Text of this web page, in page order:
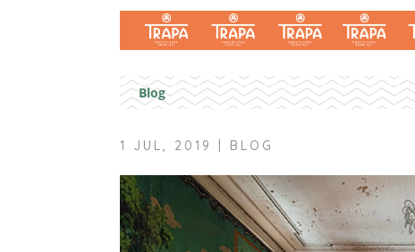
Blog
1 JUL, 2019 BLOG